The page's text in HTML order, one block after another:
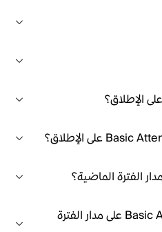
كم تغير سعر Basic Attention Token على مدار الفترة